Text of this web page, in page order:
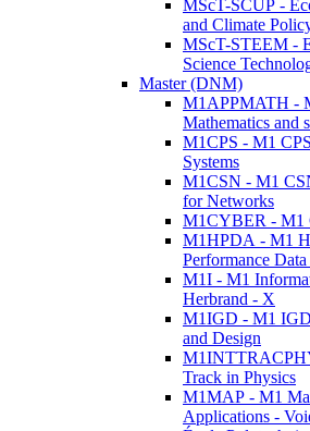
MScT-SCUP -
and Climate
MScT-STEEM -
Science
Master (DNM)
M1APPMATH -
Mathematics and
M1CPS - M1
Systems
M1CSN - M1
for Networks
M1CYBER - M1
M1HPDA - M1
Performance
M1I - M1
Herbrand - X
M1IGD - M1
and Design
Track in Physics
M1MAP - M1
Applications -